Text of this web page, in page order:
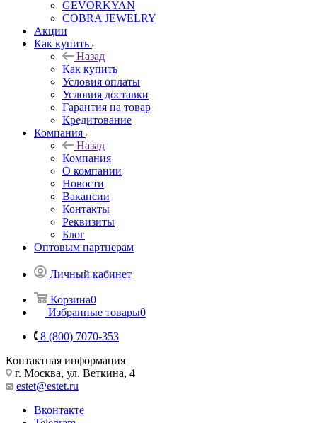
GEVORKYAN
COBRA JEWELRY
Акции
Как купить
Назад
Как купить
Условия оплаты
Условия доставки
Гарантия на товар
Кредитование
Компания
Назад
Компания
О компании
Новости
Вакансии
Контакты
Реквизиты
Блог
Оптовым партнерам
Личный кабинет
Корзина0
Избранные товары0
8 (800) 7070-353
Контактная информация
г. Москва, ул. Веткина, 4
estet@estet.ru
Вконтакте